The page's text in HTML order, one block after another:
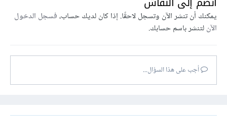
يمكنك أن تنشر الآن وتسجل لاحقًا. إذا كان لديك حساب،فسجل الدخول
الآنلتنشر باسم حسابك.
أجب على هذا السؤال...